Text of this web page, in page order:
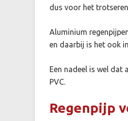
dus voor het
Aluminium
en daarbij is het ook
Een nadeel is wel dat
PVC.
Regenpijp